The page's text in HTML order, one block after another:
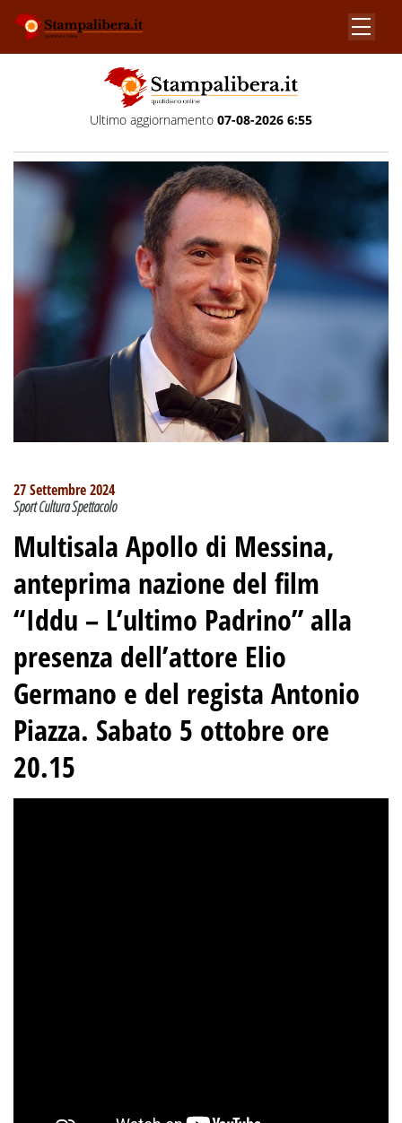
Ultimo aggiornamento 07-08-2026 6:55
27 Settembre 2024
Sport Cultura Spettacolo
Multisala Apollo di Messina,
anteprima nazione del film
“Iddu – L’ultimo Padrino” alla
presenza dell’attore Elio
Germano e del regista Antonio
Piazza. Sabato 5 ottobre ore
20.15